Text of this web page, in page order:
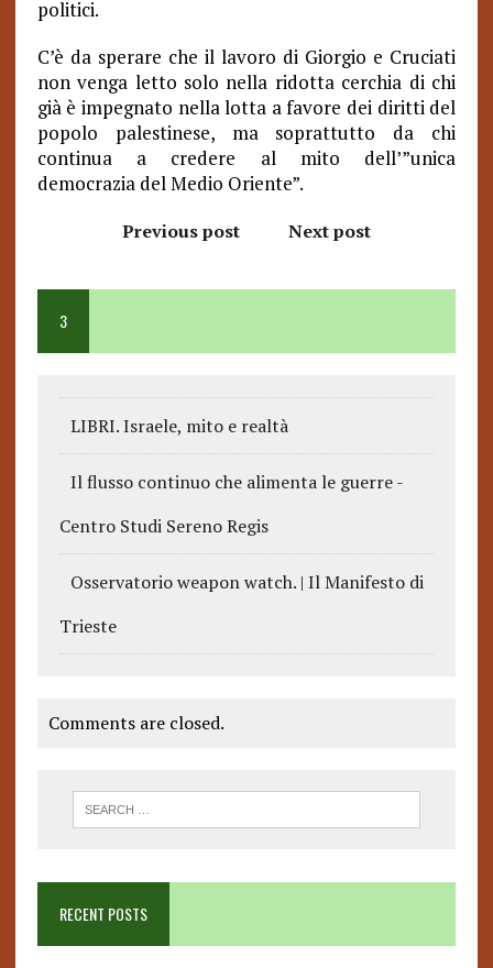
politici.
C’è da sperare che il lavoro di Giorgio e Cruciati
non venga letto solo nella ridotta cerchia di chi
già è impegnato nella lotta a favore dei diritti del
popolo palestinese, ma soprattutto da chi
continua a credere al mito dell’”unica
democrazia del Medio Oriente”.
Previous post Next post
3
LIBRI. Israele, mito e realtà
Il flusso continuo che alimenta le guerre -
Centro Studi Sereno Regis
Osservatorio weapon watch. | Il Manifesto di
Trieste
Comments are closed.
RECENT POSTS